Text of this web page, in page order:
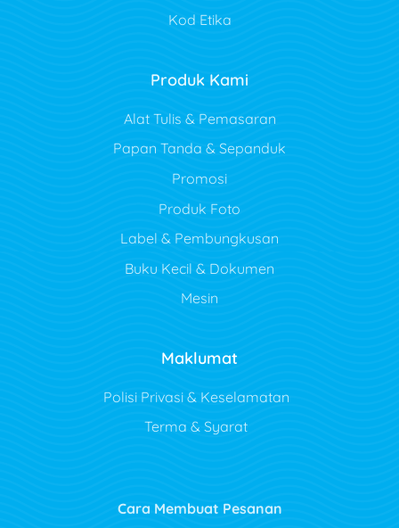
Kod Etika
Produk Kami
Alat Tulis & Pemasaran
Papan Tanda & Sepanduk
Promosi
Produk Foto
Label & Pembungkusan
Buku Kecil & Dokumen
Mesin
Maklumat
Polisi Privasi & Keselamatan
Terma & Syarat
Cara Membuat Pesanan